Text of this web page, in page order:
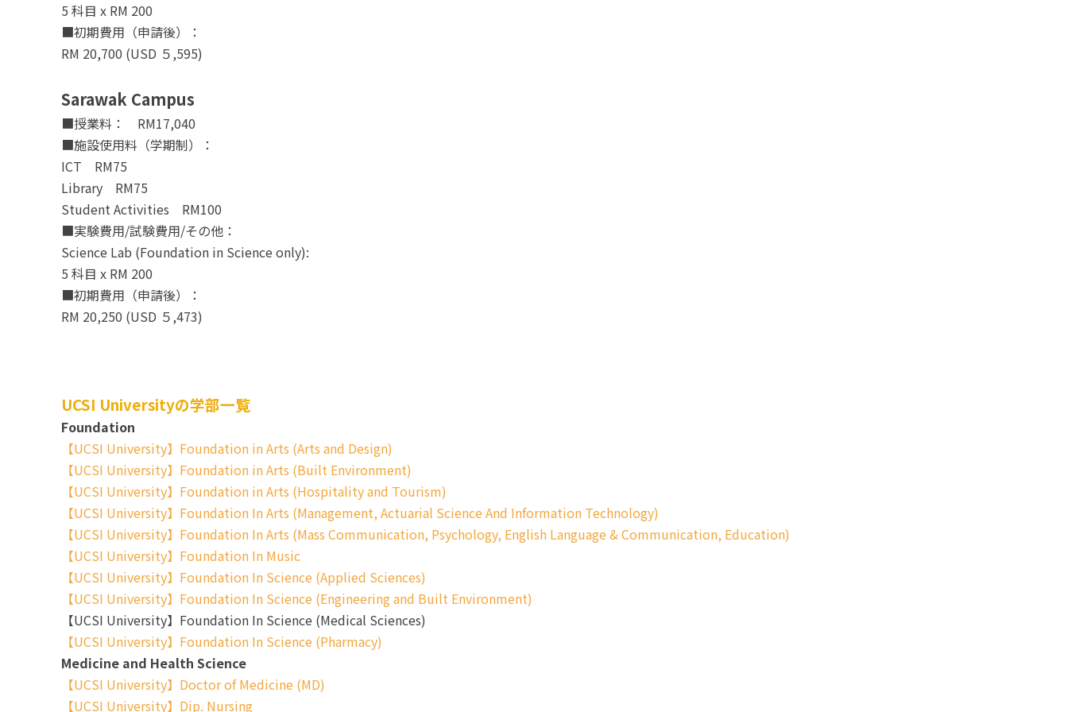
5 科目 x RM 200
■初期費用（申請後）：
RM 20,700 (USD ５,595)
Sarawak Campus
■授業料： RM17,040
■施設使用料（学期制）：
ICT RM75
Library RM75
Student Activities RM100
■実験費用/試験費用/その他：
Science Lab (Foundation in Science only):
5 科目 x RM 200
■初期費用（申請後）：
RM 20,250 (USD ５,473)
UCSI Universityの学部一覧
Foundation
【UCSI University】Foundation in Arts (Arts and Design)
【UCSI University】Foundation in Arts (Built Environment)
【UCSI University】Foundation in Arts (Hospitality and Tourism)
【UCSI University】Foundation In Arts (Management, Actuarial Science And Information Technology)
【UCSI University】Foundation In Arts (Mass Communication, Psychology, English Language & Communication, Education)
【UCSI University】Foundation In Music
【UCSI University】Foundation In Science (Applied Sciences)
【UCSI University】Foundation In Science (Engineering and Built Environment)
【UCSI University】Foundation In Science (Medical Sciences)
【UCSI University】Foundation In Science (Pharmacy)
Medicine and Health Science
【UCSI University】Doctor of Medicine (MD)
【UCSI University】Dip. Nursing